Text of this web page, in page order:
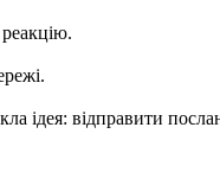
ідея: відправити